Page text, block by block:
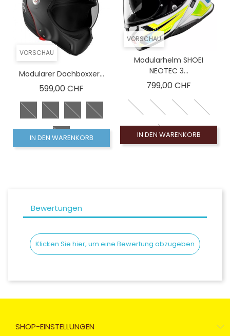
VORSCHAU
Modularer Dachboxxer...
599,00 CHF
IN DEN WARENKORB
VORSCHAU
Modularhelm SHOEI
NEOTEC 3...
799,00 CHF
IN DEN WARENKORB
Bewertungen
Klicken Sie hier, um eine Bewertung abzugeben
SHOP-EINSTELLUNGEN